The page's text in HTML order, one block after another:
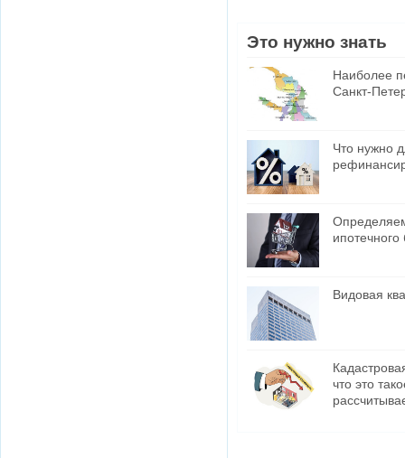
Это нужно знать
Наиболее
Санкт-
Что нужно
ипотечного
Видовая
что это